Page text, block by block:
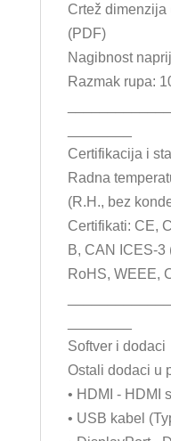
Crtež dimenzija
(PDF)
Nagibnost
Razmak rupa:
Certifikacija i
Radna
(R.H., bez
Certifikati: CE,
B, CAN ICES-3
RoHS, WEEE,
Softver i dodaci
Ostali dodaci u
• HDMI - HDMI
• USB kabel